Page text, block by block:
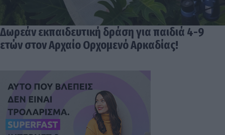
Δωρεάν εκπαιδευτική δράση για παιδιά 4-9
ετών στον Αρχαίο Ορχομενό Αρκαδίας!